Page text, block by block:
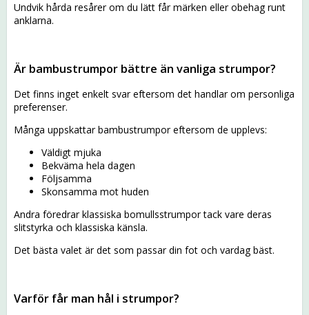
Undvik hårda resårer om du lätt får märken eller obehag runt
anklarna.
Är bambustrumpor bättre än vanliga strumpor?
Det finns inget enkelt svar eftersom det handlar om personliga
preferenser.
Många uppskattar bambustrumpor eftersom de upplevs:
Väldigt mjuka
Bekväma hela dagen
Följsamma
Skonsamma mot huden
Andra föredrar klassiska bomullsstrumpor tack vare deras
slitstyrka och klassiska känsla.
Det bästa valet är det som passar din fot och vardag bäst.
Varför får man hål i strumpor?